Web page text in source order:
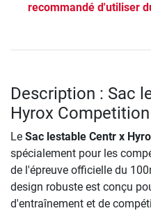
recommandé d'utiliser
Description : Sac
Hyrox Competition
Le Sac lestable Centr x
spécialement pour les
de l'épreuve officielle du
design robuste est conçu
d'entraînement et de